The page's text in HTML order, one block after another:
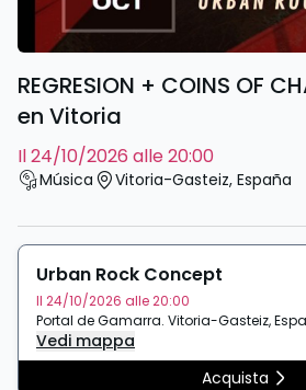
REGRESION + COINS OF
en Vitoria
il 24/10/2026 alle 20:00
Música Vitoria-Gasteiz, España
Urban Rock Concept
Il 24/10/2026 alle 20:00
Portal de Gamarra. Vitoria-Gasteiz,
Vedi mappa
Acquista